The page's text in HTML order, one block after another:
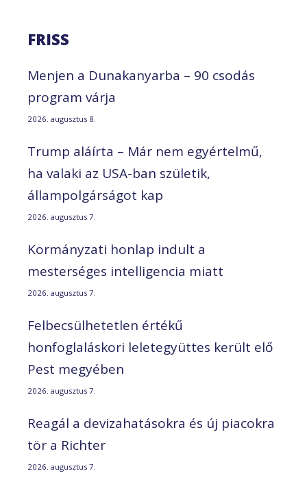
FRISS
Menjen a Dunakanyarba – 90 csodás
program várja
2026. augusztus 8.
Trump aláírta – Már nem egyértelmű,
ha valaki az USA-ban születik,
állampolgárságot kap
2026. augusztus 7.
Kormányzati honlap indult a
mesterséges intelligencia miatt
2026. augusztus 7.
Felbecsülhetetlen értékű
honfoglaláskori leletegyüttes került elő
Pest megyében
2026. augusztus 7.
Reagál a devizahatásokra és új piacokra
tör a Richter
2026. augusztus 7.